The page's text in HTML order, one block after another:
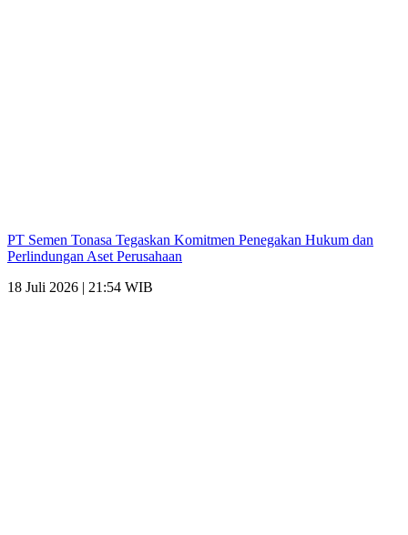
PT Semen Tonasa Tegaskan Komitmen Penegakan Hukum dan
Perlindungan Aset Perusahaan
18 Juli 2026 | 21:54 WIB